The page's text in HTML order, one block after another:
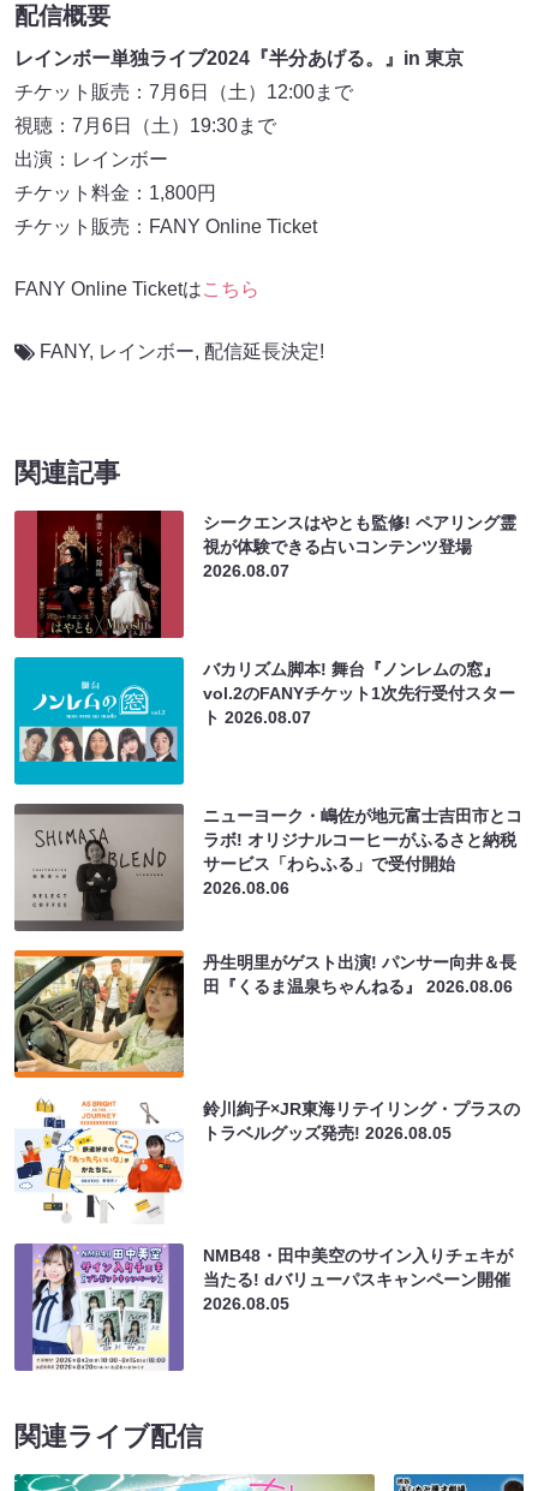
配信概要
レインボー単独ライブ2024『半分あげる。』in 東京
チケット販売：7月6日（土）12:00まで
視聴：7月6日（土）19:30まで
出演：レインボー
チケット料金：1,800円
チケット販売：FANY Online Ticket
FANY Online Ticketはこちら
FANY, レインボー, 配信延長決定!
関連記事
シークエンスはやとも監修! ペアリング霊
視が体験できる占いコンテンツ登場
2026.08.07
バカリズム脚本! 舞台『ノンレムの窓』
vol.2のFANYチケット1次先行受付スター
ト2026.08.07
ニューヨーク・嶋佐が地元富士吉田市とコ
ラボ! オリジナルコーヒーがふるさと納税
サービス「わらふる」で受付開始
2026.08.06
丹生明里がゲスト出演! パンサー向井＆長
田『くるま温泉ちゃんねる』2026.08.06
鈴川絢子×JR東海リテイリング・プラスの
トラベルグッズ発売!2026.08.05
NMB48・田中美空のサイン入りチェキが
当たる! dバリューパスキャンペーン開催
2026.08.05
関連ライブ配信